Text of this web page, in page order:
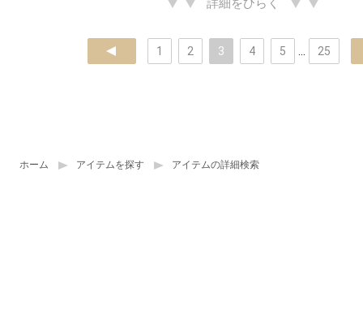
ホーム アイテムを探す アイテムの詳細検索
詳細をひらく
prev 1 2 3 4 5 25